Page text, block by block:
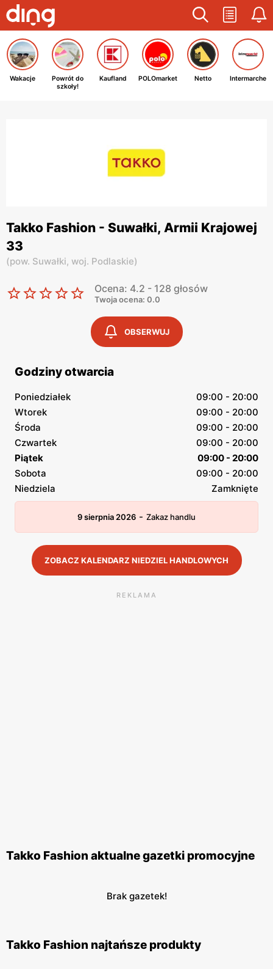
Wakacje
Powrót do
szkoły!
Kaufland POLOmarket Netto Intermarche
Takko Fashion - Suwałki, Armii Krajowej
33
(pow. Suwałki, woj. Podlaskie)
Ocena: 4.2 - 128 głosów
Twoja ocena: 0.0
OBSERWUJ
Godziny otwarcia
Poniedziałek
09:00 - 20:00
Wtorek
09:00 - 20:00
Środa
09:00 - 20:00
Czwartek
09:00 - 20:00
Piątek
09:00 - 20:00
Sobota
09:00 - 20:00
Niedziela
Zamknięte
9 sierpnia 2026 - Zakaz handlu
ZOBACZ KALENDARZ NIEDZIEL HANDLOWYCH
REKLAMA
Takko Fashion aktualne gazetki promocyjne
Brak gazetek!
Takko Fashion najtańsze produkty